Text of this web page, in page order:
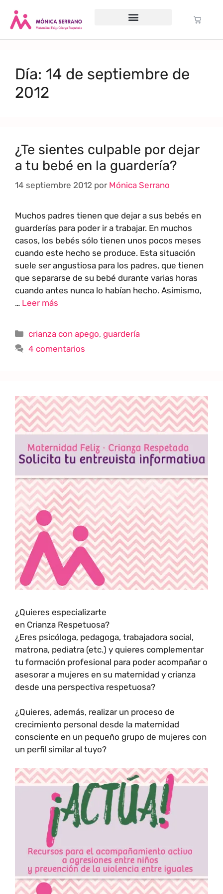
Día: 14 de septiembre de
2012
¿Te sientes culpable por dejar
a tu bebé en la guardería?
14 septiembre 2012 por Mónica Serrano
Muchos padres tienen que dejar a sus bebés en
guarderías para poder ir a trabajar. En muchos
casos, los bebés sólo tienen unos pocos meses
cuando este hecho se produce. Esta situación
suele ser angustiosa para los padres, que tienen
que separarse de su bebé durante varias horas
cuando antes nunca lo habían hecho. Asimismo,
… Leer más
crianza con apego,guardería
4 comentarios
¿Quieres especializarte
en Crianza Respetuosa?
¿Eres psicóloga, pedagoga, trabajadora social,
matrona, pediatra (etc.) y quieres complementar
tu formación profesional para poder acompañar o
asesorar a mujeres en su maternidad y crianza
desde una perspectiva respetuosa?
¿Quieres, además, realizar un proceso de
crecimiento personal desde la maternidad
consciente en un pequeño grupo de mujeres con
un perfil similar al tuyo?